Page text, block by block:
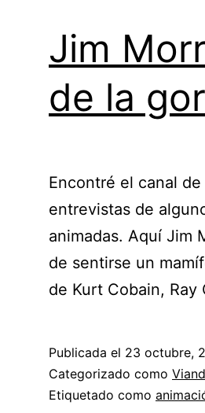
Jim
de la
Encontré el canal
entrevistas de
animadas. Aquí Jim
de sentirse un
de Kurt Cobain, Ray
Publicada el 23 octubre,
Categorizado como
Etiquetado como